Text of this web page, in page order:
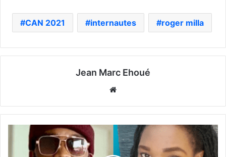
CAN 2021 internautes roger milla
Jean Marc Ehoué